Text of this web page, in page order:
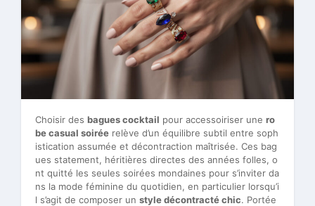
Choisir des bagues cocktail pour accessoiriser une ro
be casual soirée relève d’un équilibre subtil entre soph
istication assumée et décontraction maîtrisée. Ces bag
ues statement, héritières directes des années folles, o
nt quitté les seules soirées mondaines pour s’inviter da
ns la mode féminine du quotidien, en particulier lorsqu’i
l s’agit de composer un style décontracté chic. Portée